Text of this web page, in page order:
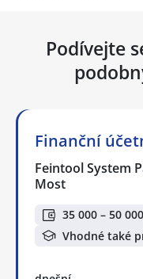
Podívejte
Finanční
Feintool System
Most
35 000 – 50
Vhodné také